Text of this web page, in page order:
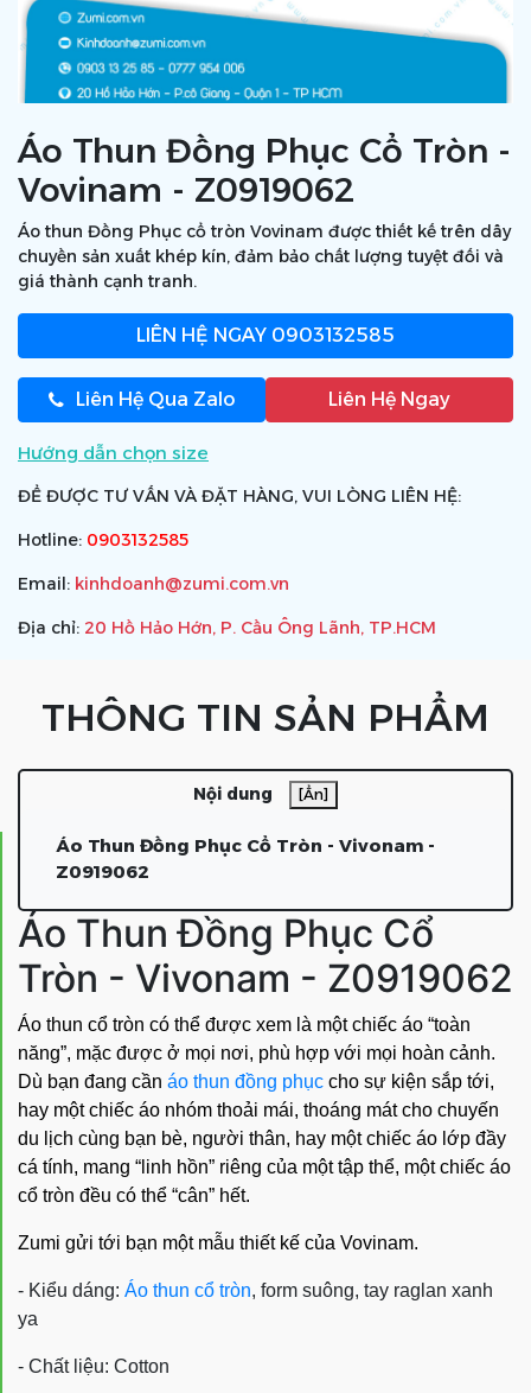
Áo Thun Đồng Phục Cổ Tròn -
Vovinam - Z0919062
Áo thun Đồng Phục cổ tròn Vovinam được thiết kế trên dây
chuyền sản xuất khép kín, đảm bảo chất lượng tuyệt đối và
giá thành cạnh tranh.
LIÊN HỆ NGAY 0903132585
Liên Hệ Qua Zalo Liên Hệ Ngay
Hướng dẫn chọn size
ĐỂ ĐƯỢC TƯ VẤN VÀ ĐẶT HÀNG, VUI LÒNG LIÊN HỆ:
Hotline: 0903132585
Email: kinhdoanh@zumi.com.vn
Địa chỉ: 20 Hồ Hảo Hớn, P. Cầu Ông Lãnh, TP.HCM
THÔNG TIN SẢN PHẨM
Nội dung [Ẩn]
Áo Thun Đồng Phục Cổ Tròn - Vivonam -
Z0919062
Áo Thun Đồng Phục Cổ
Tròn - Vivonam - Z0919062
Áo thun cổ tròn có thể được xem là một chiếc áo “toàn
năng”, mặc được ở mọi nơi, phù hợp với mọi hoàn cảnh.
Dù bạn đang cần áo thun đồng phục cho sự kiện sắp tới,
hay một chiếc áo nhóm thoải mái, thoáng mát cho chuyến
du lịch cùng bạn bè, người thân, hay một chiếc áo lớp đầy
cá tính, mang “linh hồn” riêng của một tập thể, một chiếc áo
cổ tròn đều có thể “cân” hết.
Zumi gửi tới bạn một mẫu thiết kế của Vovinam.
- Kiểu dáng: Áo thun cổ tròn, form suông, tay raglan xanh
ya
- Chất liệu: Cotton